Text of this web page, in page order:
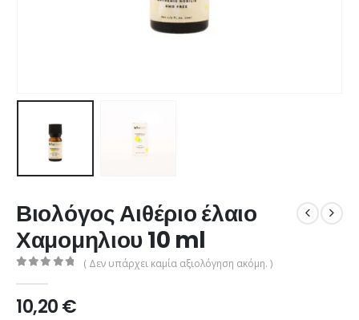
Βιολόγος Αιθέριο έλαιο
Χαμομηλιου 10 ml
( Δεν υπάρχει καμία αξιολόγηση ακόμη. )
10,20€